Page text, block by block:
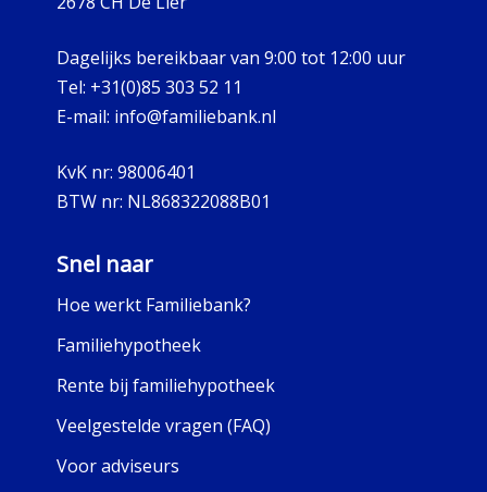
Dagelijks bereikbaar van 9:00 tot 12:00 uur
Tel: +31(0)85 303 52 11
E-mail: info@familiebank.nl
KvK nr: 98006401
BTW nr: NL868322088B01
Snel naar
Hoe werkt Familiebank?
Familiehypotheek
Rente bij familiehypotheek
Veelgestelde vragen (FAQ)
Voor adviseurs